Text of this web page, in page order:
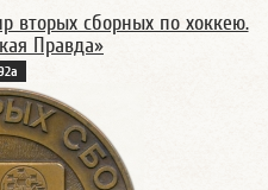
вторых сборных по хоккею.
Правда»